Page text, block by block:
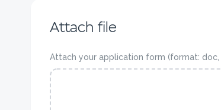
Attach file
Attach your application form (format: doc,